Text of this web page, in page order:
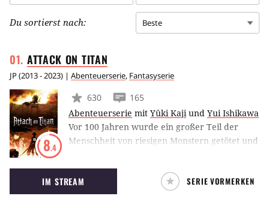
Du sortierst nach: Beste
ATTACK ON TITAN
JP(2013 - 2023) | Abenteuerserie, Fantasyserie
8.4
630
165
Abenteuerserie mit Yûki Kajiund Yui Ishikawa
Vor 100 Jahren wurde ein großer Teil der
Menschheit von riesigen Monstern getötet und
konnten sich retten und bauten eine Stadt
hinter hohen Mauern auf. Nun müssen sie
erneut zusehen, wie diese Mauer von den
IM STREAM SERIE VORMERKEN